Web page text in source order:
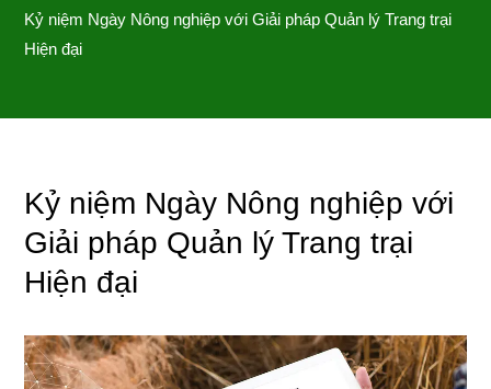
Kỷ niệm Ngày Nông nghiệp với Giải pháp Quản lý Trang trại
Hiện đại
Kỷ niệm Ngày Nông nghiệp với
Giải pháp Quản lý Trang trại
Hiện đại